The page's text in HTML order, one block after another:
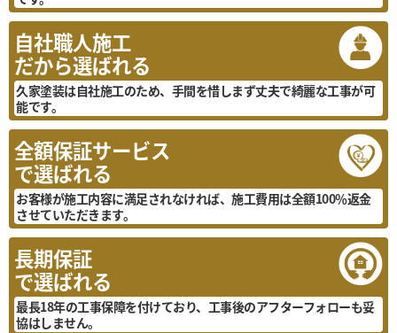
自社職人施工
だから選ばれる
久家塗装は自社施工のため、手間を惜しまず丈夫で綺麗な工事が可
能です。
全額保証サービス
で選ばれる
お客様が施工内容に満足されなければ、施工費用は全額100％返金
させていただきます。
長期保証
で選ばれる
最長18年の工事保障を付けており、工事後のアフターフォローも妥
協はしません。